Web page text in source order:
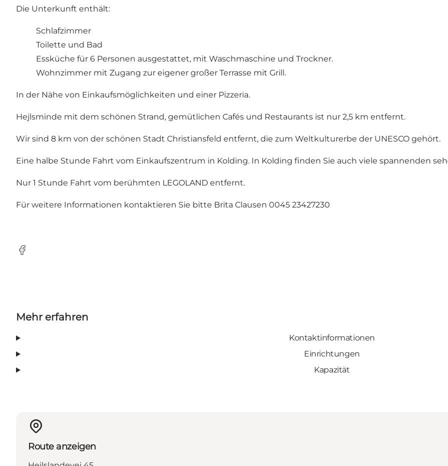
Die Unterkunft enthält:
Schlafzimmer
Toilette und Bad
Essküche für 6 Personen ausgestattet, mit Waschmaschine und Trockner.
Wohnzimmer mit Zugang zur eigener großer Terrasse mit Grill.
In der Nähe von Einkaufsmöglichkeiten und einer Pizzeria.
Hejlsminde mit dem schönen Strand, gemütlichen Cafés und Restaurants ist nur 2,5 km entfernt.
Wir sind 8 km von der schönen Stadt Christiansfeld entfernt, die zum Weltkulturerbe der UNESCO gehört.
Eine halbe Stunde Fahrt vom Einkaufszentrum in Kolding. In Kolding finden Sie auch viele spannenden
Nur 1 Stunde Fahrt vom berühmten LEGOLAND entfernt.
Für weitere Informationen kontaktieren Sie bitte Brita Clausen 0045 23427230
Facebook
Mehr erfahren
Kontaktinformationen
Einrichtungen
Kapazität
Route anzeigen